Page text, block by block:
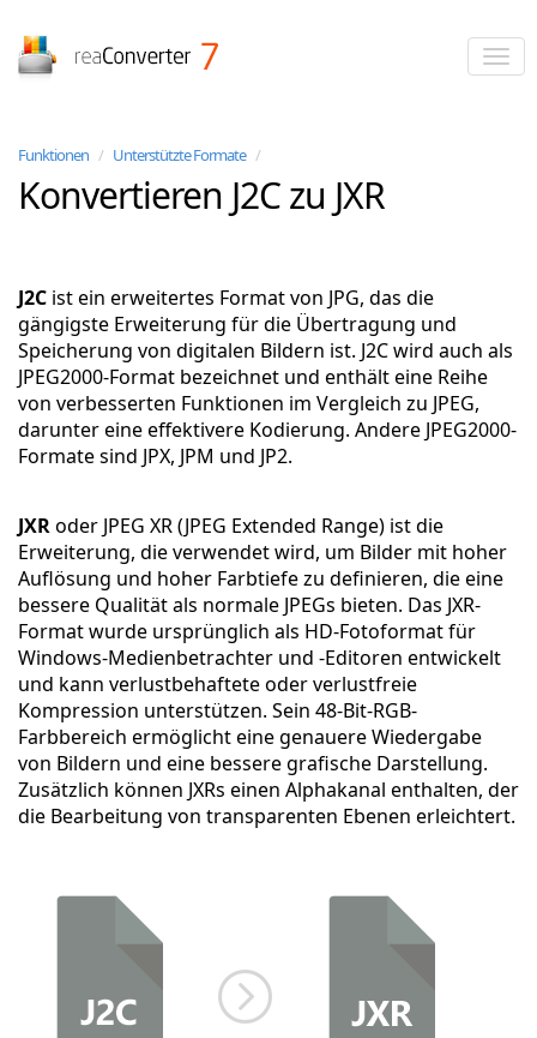
Funktionen / Unterstützte Formate /
Konvertieren J2C zu JXR
J2C ist ein erweitertes Format von JPG, das die
gängigste Erweiterung für die Übertragung und
Speicherung von digitalen Bildern ist. J2C wird auch als
JPEG2000-Format bezeichnet und enthält eine Reihe
von verbesserten Funktionen im Vergleich zu JPEG,
darunter eine effektivere Kodierung. Andere JPEG2000-
Formate sind JPX, JPM und JP2.
JXRoder JPEG XR (JPEG Extended Range) ist die
Erweiterung, die verwendet wird, um Bilder mit hoher
Auflösung und hoher Farbtiefe zu definieren, die eine
bessere Qualität als normale JPEGs bieten. Das JXR-
Format wurde ursprünglich als HD-Fotoformat für
Windows-Medienbetrachter und -Editoren entwickelt
und kann verlustbehaftete oder verlustfreie
Kompression unterstützen. Sein 48-Bit-RGB-
Farbbereich ermöglicht eine genauere Wiedergabe
von Bildern und eine bessere grafische Darstellung.
Zusätzlich können JXRs einen Alphakanal enthalten, der
die Bearbeitung von transparenten Ebenen erleichtert.